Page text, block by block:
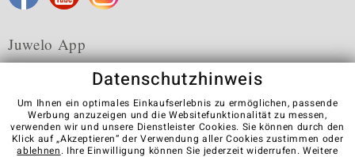
Juwelo App
Karriere AGB Datenschutz Cookies
Impressum
Kontakt
Vertrag widerrufen
Datenschutzhinweis
Um Ihnen ein optimales Einkaufserlebnis zu ermöglichen, passende
Werbung anzuzeigen und die Websitefunktionalität zu messen,
verwenden wir und unsere Dienstleister Cookies. Sie können durch den
Klick auf „Akzeptieren“ der Verwendung aller Cookies zustimmen oder
ablehnen. Ihre Einwilligung können Sie jederzeit widerrufen. Weitere